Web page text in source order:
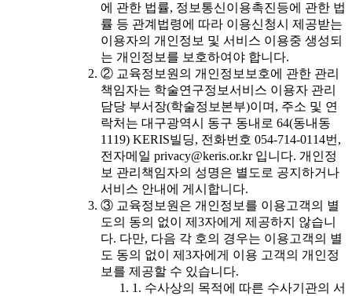
에 관한 법률, 정보통신이용촉진등에 관한 법
률 등 관계법령에 따라 이용신청시 제공받는
이용자의 개인정보 및 서비스 이용중 생성되
는 개인정보를 보호하여야 합니다.
② 교육정보원의 개인정보보호에 관한 관리
책임자는 학술연구정보서비스 이용자 관리
담당 부서장(학술정보본부)이며, 주소 및 연
락처는 대구광역시 동구 동내로 64(동내동
1119) KERIS빌딩, 전화번호 054-714-0114번,
전자메일 privacy@keris.or.kr 입니다. 개인정
보 관리책임자의 성명은 별도로 공지하거나
서비스 안내에 게시합니다.
③ 교육정보원은 개인정보를 이용고객의 별
도의 동의 없이 제3자에게 제공하지 않습니
다. 다만, 다음 각 호의 경우는 이용고객의 별
도 동의 없이 제3자에게 이용 고객의 개인정
보를 제공할 수 있습니다.
1. 수사상의 목적에 따른 수사기관의 서